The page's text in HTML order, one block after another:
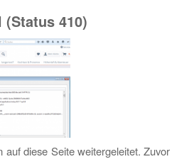
410)
auf diese Seite weitergeleitet. Zuvor